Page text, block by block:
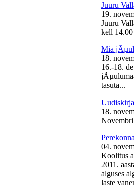
Juuru
19.
Juuru
kell 14.00
Mia
18.
16.-18.
tasuta...
18.
04.
Koolitus
2011.
alguses
laste